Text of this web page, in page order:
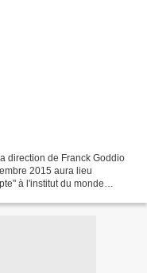
direction de Franck Goddio
2015 aura lieu
à l'institut du monde